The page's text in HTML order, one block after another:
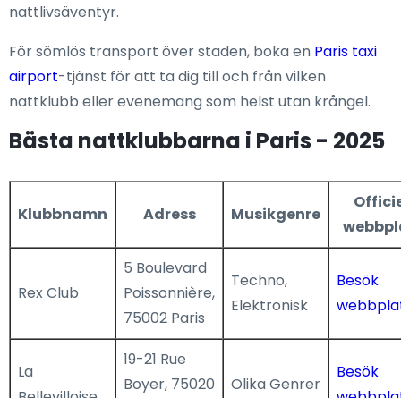
nattlivsäventyr.
För sömlös transport över staden, boka en Paris taxi
airport-tjänst för att ta dig till och från vilken
nattklubb eller evenemang som helst utan krångel.
Bästa nattklubbarna i Paris - 2025
Klubbnamn Adress Musikgenre
Rex Club
5 Boulevard
Poissonnière,
75002 Paris
Techno,
Elektronisk
Besök
La
19-21 Rue
Boyer, 75020
Olika Genrer
Besök